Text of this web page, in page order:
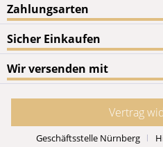
Zahlungsarten
Sicher Einkaufen
Wir versenden mit
Vertrag
Geschäftsstelle Nürnberg